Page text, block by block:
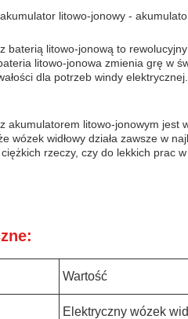
litowo-jonowy -
baterią litowo-jonową to
litowo-jonowa zmienia grę w
dla potrzeb windy
akumulatorem litowo-jonowym
wózek widłowy działa zawsze w
rzeczy, czy do lekkich prac
Wartość
Elektryczny wózek